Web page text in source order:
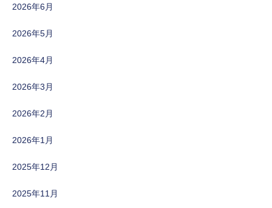
2026年6月
2026年5月
2026年4月
2026年3月
2026年2月
2026年1月
2025年12月
2025年11月